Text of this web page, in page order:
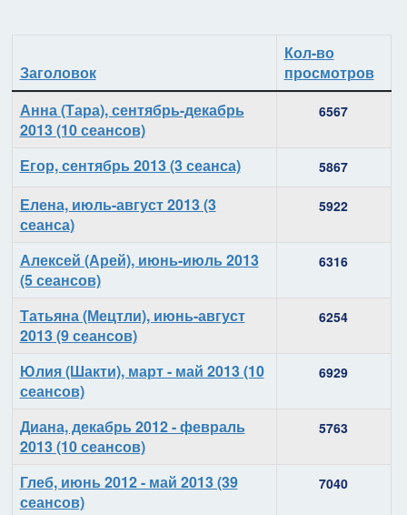
Материалы
Заголовок
Кол-во
просмотров
Анна (Тара), сентябрь-декабрь
2013 (10 сеансов)
6567
Егор, сентябрь 2013 (3 сеанса) 5867
Елена, июль-август 2013 (3
сеанса)
5922
Алексей (Арей), июнь-июль 2013
(5 сеансов)
6316
Татьяна (Мецтли), июнь-август
2013 (9 сеансов)
6254
Юлия (Шакти), март - май 2013 (10
сеансов)
6929
Диана, декабрь 2012 - февраль
2013 (10 сеансов)
5763
Глеб, июнь 2012 - май 2013 (39
сеансов)
7040